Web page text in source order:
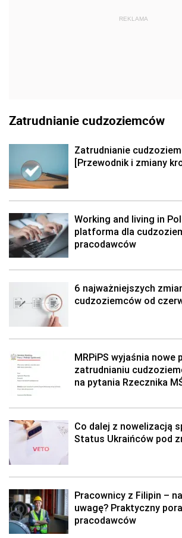
REKLAMA
Zatrudnianie cudzoziemców
Zatrudnianie
[Przewodnik i zmiany
Working and living in
platforma dla
pracodawców
6 najważniejszych
cudzoziemców od
MRPiPS wyjaśnia nowe
zatrudnianiu
na pytania Rzecznika
Co dalej z nowelizacją
Status Ukraińców pod
Pracownicy z Filipin –
uwagę? Praktyczny
pracodawców